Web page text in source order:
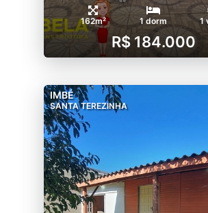
162m² 1 dorm 1
R$ 184.000
IMBÉ
SANTA TEREZINHA